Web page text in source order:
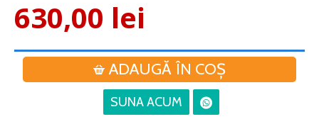
630,00 lei
ADAUGĂ ÎN COŞ
SUNA ACUM